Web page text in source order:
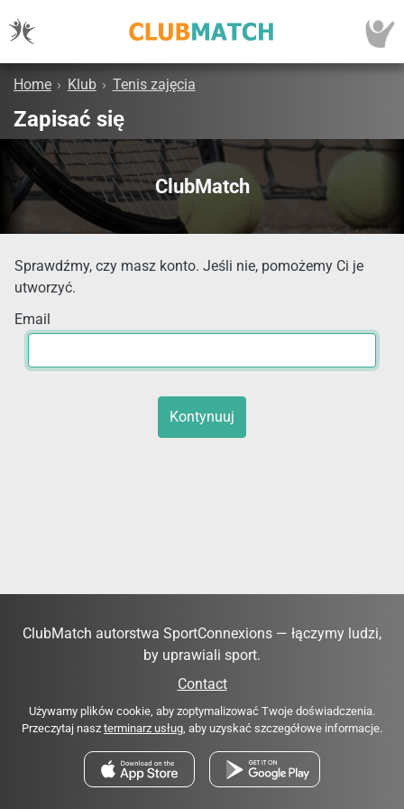
Home › Klub › Tenis zajęcia
Zapisać się
ClubMatch
Sprawdźmy, czy masz konto. Jeśli nie, pomożemy Ci je
utworzyć.
Email
Kontynuuj
ClubMatch autorstwa SportConnexions — łączymy ludzi,
by uprawiali sport.
Contact
Używamy plików cookie, aby zoptymalizować Twoje doświadczenia.
Przeczytaj nasz terminarz usług, aby uzyskać szczegółowe informacje.